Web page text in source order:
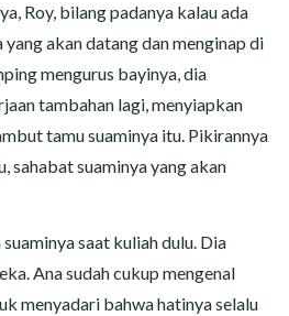
Roy, bilang padanya kalau ada
akan datang dan menginap di
mengurus bayinya, dia
tambahan lagi, menyiapkan
tamu suaminya itu. Pikirannya
sahabat suaminya yang akan
saat kuliah dulu. Dia
Ana sudah cukup mengenal
menyadari bahwa hatinya selalu